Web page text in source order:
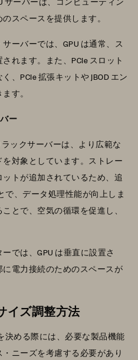
スペースを提供します。
ーバーでは、GPU は通常、ス
れます。また、PCIe スロット
、PCIe 拡張キットや JBOD エン
す。
ー
ラックサーバーは、より広範な
対象としています。ストレー
トが追加されているため、追
で、データ処理性能が向上しま
とで、空気の循環を促進し、
では、GPU は垂直に設置さ
電力接続のためのスペースが
イズ調整方法
決める際には、必要な製品機能
ニーズを考慮する必要があり